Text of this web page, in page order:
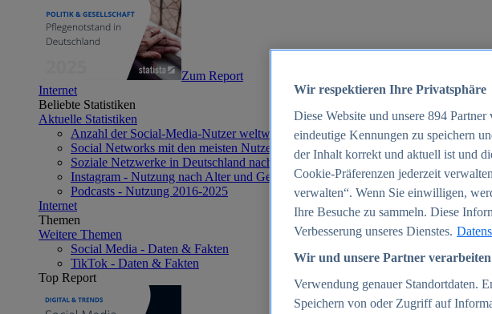
Zum Report
Internet
Beliebte Statistiken
Aktuelle Statistiken
Anzahl der Social-Media-Nutzer weltweit 2012-2025
Social Networks mit den meisten Nutzern weltweit 2025
Soziale Netzwerke in Deutschland nach Generationen 2025
Instagram - Nutzung nach Alter und Geschlecht in Deutschland 2025
Podcasts - Nutzung 2016-2025
Internet
Themen
Weitere Themen
Social Media - Daten & Fakten
TikTok - Daten & Fakten
Top Report
Wir respektieren Ihre Privatsphäre
Diese Website und unsere 894 Partner
eindeutige Kennungen zu speichern
der Inhalt korrekt und aktuell ist und
Cookie-Präferenzen jederzeit
verwalten“. Wenn Sie einwilligen,
Ihre Besuche zu sammeln. Diese
Verbesserung unseres Dienstes.
Wir und unsere Partner
Verwendung genauer Standortdaten.
Speichern von oder Zugriff auf